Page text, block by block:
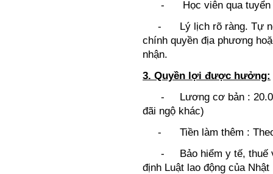
- Học viên qua tuyển
- Lý lịch rõ ràng. Tự
chính quyền địa phương
nhận.
3. Quyền lợi được hưởng:
- Lương cơ bản :
đãi ngộ khác)
- Tiền làm thêm : Theo
- Bảo hiểm y tế, thuế và
định Luật lao động của Nhật